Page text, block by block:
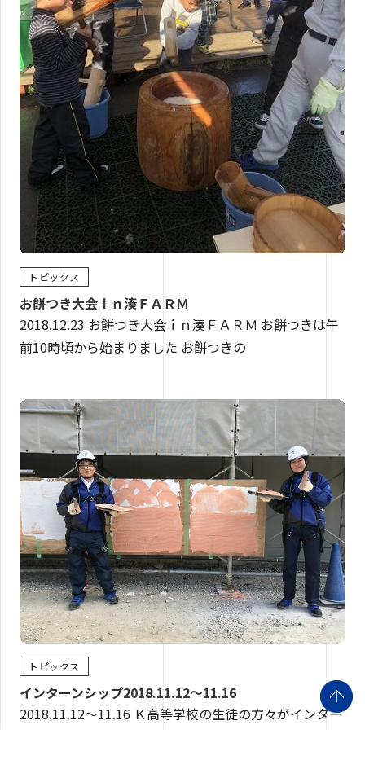
トピックス
お餅つき大会ｉｎ湊ＦＡＲＭ
2018.12.23 お餅つき大会ｉｎ湊ＦＡＲＭ お餅つきは午
前10時頃から始まりました お餅つきの
トピックス
インターンシップ2018.11.12～11.16
2018.11.12～11.16 Ｋ高等学校の生徒の方々がインター